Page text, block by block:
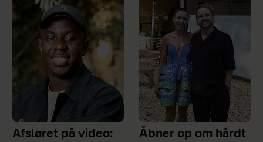
Afsløret på video:
Åbner op om hårdt